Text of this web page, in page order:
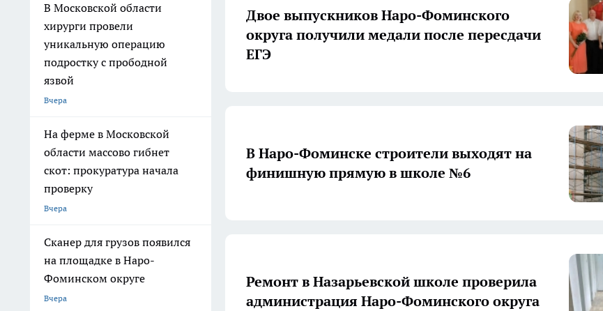
В Московской области
хирурги провели
уникальную операцию
подростку с прободной
язвой
Вчера
На ферме в Московской
области массово гибнет
скот: прокуратура начала
проверку
Вчера
Сканер для грузов появился
на площадке в Наро-
Фоминском округе
Вчера
Двое выпускников Наро-Фоминского
округа получили медали после пересдачи
ЕГЭ
В Наро-Фоминске строители выходят на
финишную прямую в школе №6
Ремонт в Назарьевской школе проверила
администрация Наро-Фоминского округа